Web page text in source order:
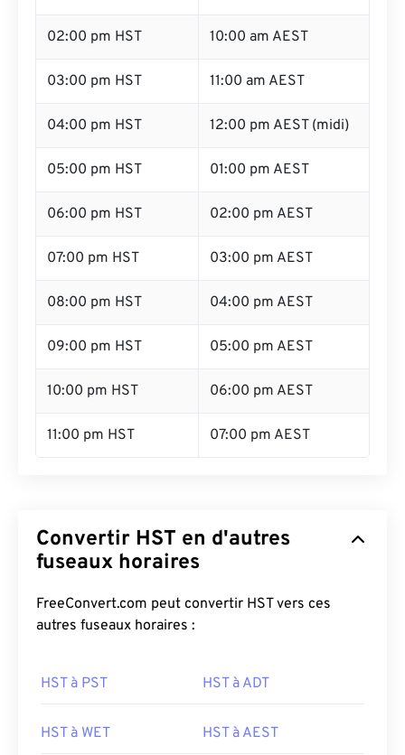
02:00 pm HST 10:00 am AEST
03:00 pm HST 11:00 am AEST
04:00 pm HST 12:00 pm AEST (midi)
05:00 pm HST 01:00 pm AEST
06:00 pm HST 02:00 pm AEST
07:00 pm HST 03:00 pm AEST
08:00 pm HST 04:00 pm AEST
09:00 pm HST 05:00 pm AEST
10:00 pm HST 06:00 pm AEST
11:00 pm HST 07:00 pm AEST
Convertir HST en d'autres
fuseaux horaires
FreeConvert.com peut convertir HST vers ces
autres fuseaux horaires :
HST à PST HST à ADT
HST à WET HST à AEST